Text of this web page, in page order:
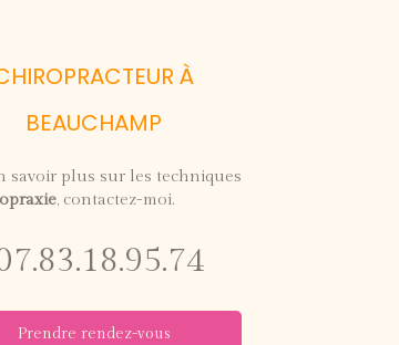
À
BEAUCHAMP
savoir plus sur les techniques
, contactez-moi.
Prendre rendez-vous